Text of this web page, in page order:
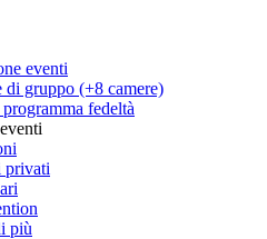
eventi
di gruppo (+8 camere)
fedeltà
privati
più